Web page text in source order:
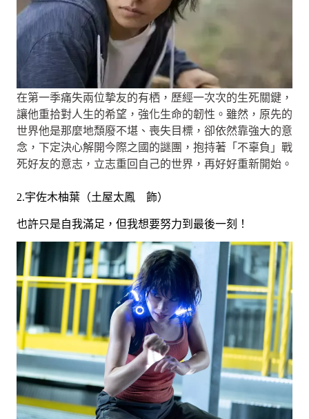
在第一季痛失兩位摯友的有栖，歷經一次次的生死關鍵，
讓他重拾對人生的希望，強化生命的韌性。雖然，原先的
世界他是那麼地頹廢不堪、喪失目標，卻依然靠強大的意
念，下定決心解開今際之國的謎團，抱持著「不辜負」戰
死好友的意志，立志重回自己的世界，再好好重新開始。
2.宇佐木柚葉（土屋太鳳 飾）
也許只是自我滿足，但我想要努力到最後一刻！